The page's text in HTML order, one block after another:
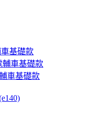
基礎款
輔車基礎款
車基礎款